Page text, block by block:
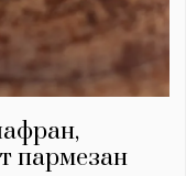
пармезан